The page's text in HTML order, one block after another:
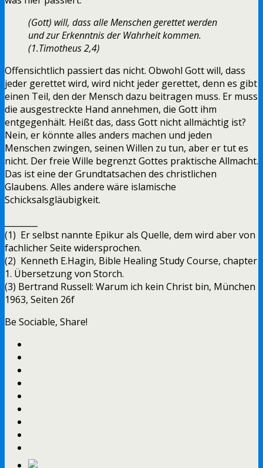
(Gott) will, dass alle Menschen gerettet werden
und zur Erkenntnis der Wahrheit kommen.
(1.Timotheus 2,4)
Offensichtlich passiert das nicht. Obwohl Gott will, dass
jeder gerettet wird, wird nicht jeder gerettet, denn es gibt
einen Teil, den der Mensch dazu beitragen muss. Er muss
die ausgestreckte Hand annehmen, die Gott ihm
entgegenhält. Heißt das, dass Gott nicht allmächtig ist?
Nein, er könnte alles anders machen und jeden
Menschen zwingen, seinen Willen zu tun, aber er tut es
nicht. Der freie Wille begrenzt Gottes praktische Allmacht.
Das ist eine der Grundtatsachen des christlichen
Glaubens. Alles andere wäre islamische
Schicksalsgläubigkeit.
(1) Er selbst nannte Epikur als Quelle, dem wird aber von
fachlicher Seite widersprochen.
(2) Kenneth E.Hagin, Bible Healing Study Course, chapter
1. Übersetzung von Storch.
(3) Bertrand Russell: Warum ich kein Christ bin, München
1963, Seiten 26f
Be Sociable, Share!